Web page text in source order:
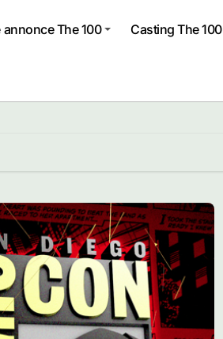
annonce The 100 Casting The 100